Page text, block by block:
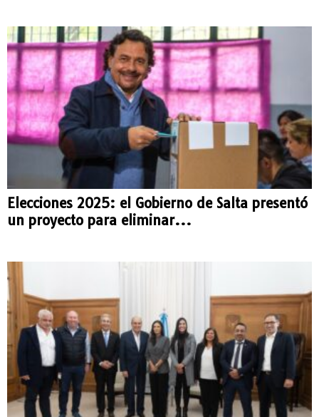
Elecciones 2025: el Gobierno de Salta presentó
un proyecto para eliminar...